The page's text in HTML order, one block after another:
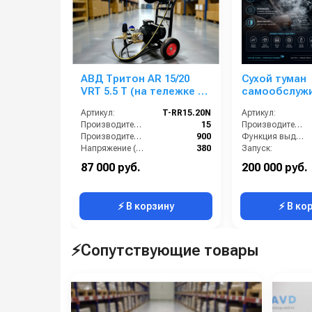
АВД Тритон AR 15/20
VRT 5.5 T (на тележке с
термозащитой )
Артикул:
T-RR15.20N
Производительность (л/мин):
15
Производительность (л/ч):
900
Напряжение (В):
380
Страна-производитель:
Рабочее давление (бар):
87 000 руб.
⚡ В корзину
Сухой туман
Артикул:
Производитель:
Функция выдувания:
Запуск:
Страна-производитель:
Мощность (кВт):
200 000 руб.
⚡ В
⚡Сопутствующие товары